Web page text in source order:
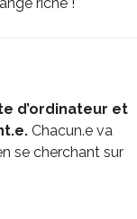
d’ordinateur et
Chacun.e va
se cherchant sur